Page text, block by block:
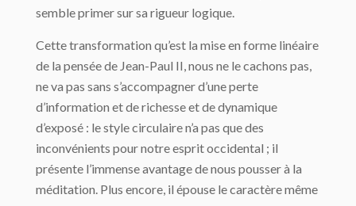
semble primer sur sa rigueur logique.
Cette transformation qu’est la mise en forme linéaire
de la pensée de Jean-Paul II, nous ne le cachons pas,
ne va pas sans s’accompagner d’une perte
d’information et de richesse et de dynamique
d’exposé : le style circulaire n’a pas que des
inconvénients pour notre esprit occidental ; il
présente l’immense avantage de nous pousser à la
méditation. Plus encore, il épouse le caractère même